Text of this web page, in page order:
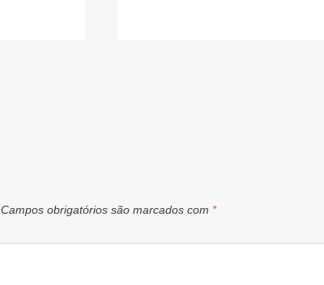
Campos obrigatórios são marcados com *